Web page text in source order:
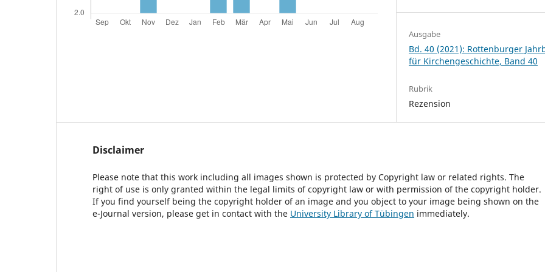
Ausgabe
Bd. 40 (2021): Rottenburger
für Kirchengeschichte, Band 40
Rubrik
Rezension
Disclaimer
Please note that this work including all images shown is protected by Copyright law or related rights. The
right of use is only granted within the legal limits of copyright law or with permission of the copyright holder.
If you find yourself being the copyright holder of an image and you object to your image being shown on the
e-Journal version, please get in contact with the University Library of Tübingen immediately.